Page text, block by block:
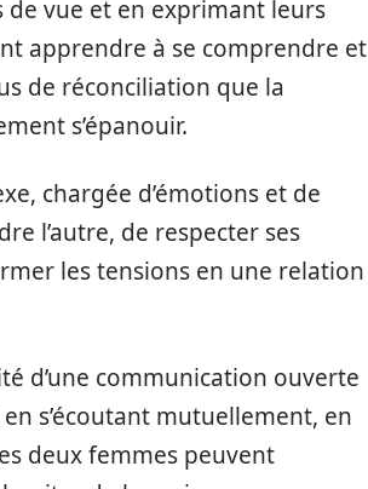
vue et en exprimant leurs
apprendre à se comprendre et
de réconciliation que la
s’épanouir.
chargée d’émotions et de
l’autre, de respecter ses
les tensions en une relation
d’une communication ouverte
s’écoutant mutuellement, en
deux femmes peuvent